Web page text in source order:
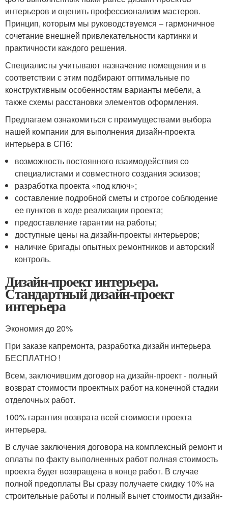
интерьеров и оценить профессионализм мастеров.
Принцип, которым мы руководствуемся – гармоничное
сочетание внешней привлекательности картинки и
практичности каждого решения.
Специалисты учитывают назначение помещения и в
соответствии с этим подбирают оптимальные по
конструктивным особенностям варианты мебели, а
также схемы расстановки элементов оформления.
Предлагаем ознакомиться с преимуществами выбора
нашей компании для выполнения дизайн-проекта
интерьера в СПб:
возможность постоянного взаимодействия со
специалистами и совместного создания эскизов;
разработка проекта «под ключ»;
составление подробной сметы и строгое соблюдение
ее пунктов в ходе реализации проекта;
предоставление гарантии на работы;
доступные цены на дизайн-проекты интерьеров;
наличие бригады опытных ремонтников и авторский
контроль.
Дизайн-проект интерьера.
Стандартный дизайн-проект
интерьера
Экономия до 20%
При заказе капремонта, разработка дизайн интерьера
БЕСПЛАТНО !
Всем, заключившим договор на дизайн-проект - полный
возврат стоимости проектных работ на конечной стадии
отделочных работ.
100% гарантия возврата всей стоимости проекта
интерьера.
В случае заключения договора на комплексный ремонт и
оплаты по факту выполненных работ полная стоимость
проекта будет возвращена в конце работ. В случае
полной предоплаты Вы сразу получаете скидку 10% на
строительные работы и полный вычет стоимости дизайн-